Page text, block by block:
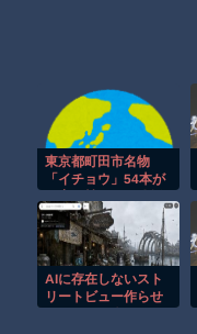
東京都町田市名物
「イチョウ」54本が
した木に使った除草
剤が根をつたった
か 市は植え直し
へ [8/5]
AIに存在しないスト
リートビュー作らせ